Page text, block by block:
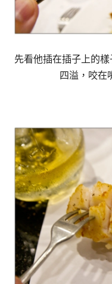
先看他插在插子上的
四溢，咬在